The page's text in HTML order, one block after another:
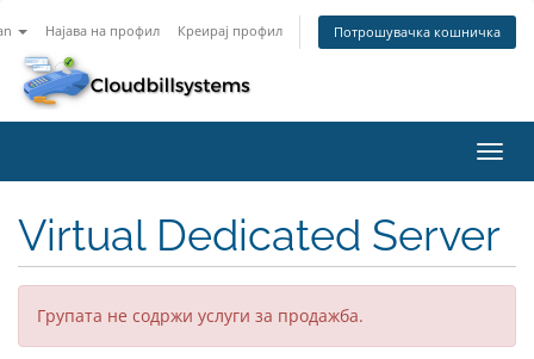
Најава на профил Креирај профил Потрошувачка кошничка
ја
Virtual Dedicated Server
Групата не содржи услуги за продажба.